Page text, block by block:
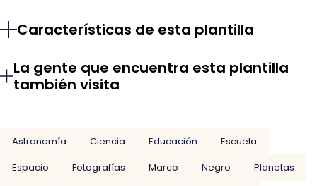
Características de esta plantilla
La gente que encuentra esta plantilla
también visita
Astronomía Ciencia Educación
Escuela
Espacio
Fotografías Marco Negro
Planetas